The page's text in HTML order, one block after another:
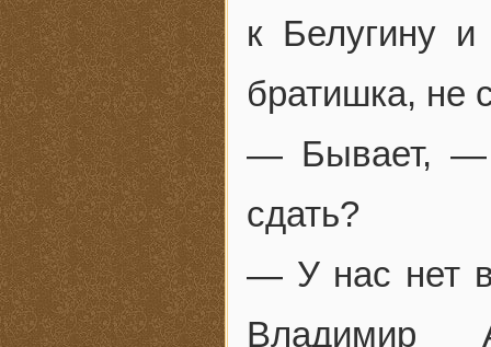
к Белугину
братишка, не
— Бывает, —
сдать?
— У нас нет
Владимир